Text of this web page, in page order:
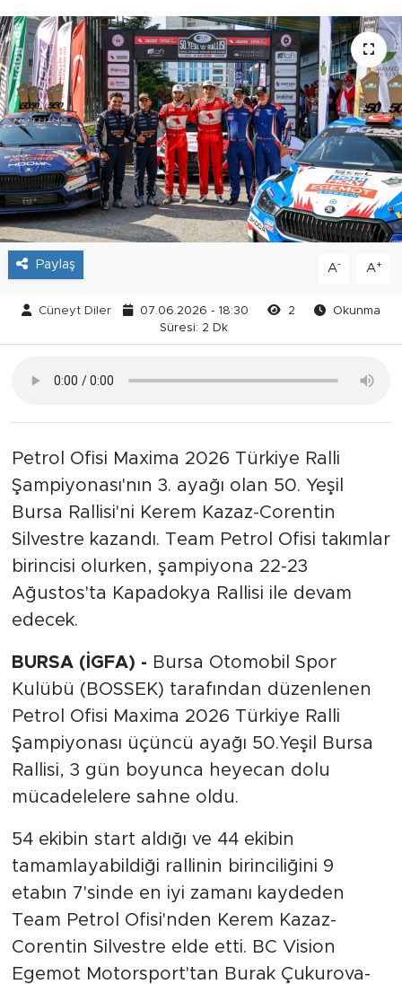
Paylaş A- A+
Cüneyt Diler 07.06.2026 - 18:30 2
Okunma
Süresi: 2 Dk
Petrol Ofisi Maxima 2026 Türkiye Ralli
Şampiyonası'nın 3. ayağı olan 50. Yeşil
Bursa Rallisi'ni Kerem Kazaz-Corentin
Silvestre kazandı. Team Petrol Ofisi takımlar
birincisi olurken, şampiyona 22-23
Ağustos'ta Kapadokya Rallisi ile devam
edecek.
BURSA (İGFA) - Bursa Otomobil Spor
Kulübü (BOSSEK) tarafından düzenlenen
Petrol Ofisi Maxima 2026 Türkiye Ralli
Şampiyonası üçüncü ayağı 50.Yeşil Bursa
Rallisi, 3 gün boyunca heyecan dolu
mücadelelere sahne oldu.
54 ekibin start aldığı ve 44 ekibin
tamamlayabildiği rallinin birinciliğini 9
etabın 7'sinde en iyi zamanı kaydeden
Team Petrol Ofisi'nden Kerem Kazaz-
Corentin Silvestre elde etti. BC Vision
Egemot Motorsport'tan Burak Çukurova-